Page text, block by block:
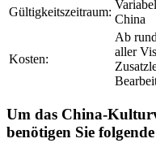
Gültigkeitszeitraum:
China
Kosten:
Ab
aller
Um das China-
benötigen Sie